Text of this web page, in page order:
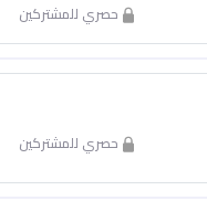
حصري للمشتركين
حصري للمشتركين